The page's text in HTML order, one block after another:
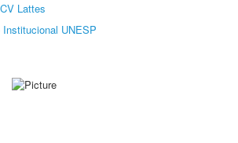
CV Lattes
Institucional UNESP